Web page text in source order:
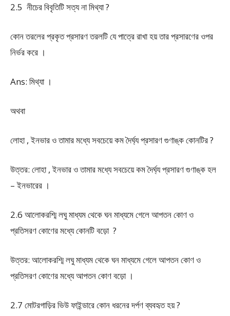
2.5 নীচের বিবৃতিটি সত্য না মিথ্যা ?
কোন তরলের প্রকৃত প্রসারণ তরলটি যে পাত্রে রাখা হয় তার প্রসারণের ওপর
নির্ভর করে ।
Ans: মিথ্যা ।
অথবা
লোহা , ইনভার ও তামার মধ্যে সবচেয়ে কম দৈর্ঘ্য প্রসারণ গুণাঙ্ক কোনটির ?
উত্তর: লোহা , ইনভার ও তামার মধ্যে সবচেয়ে কম দৈর্ঘ্য প্রসারণ গুণাঙ্ক হল
– ইনভারের ।
2.6 আলোকরশ্মি লঘু মাধ্যম থেকে ঘন মাধ্যমে গেলে আপতন কোণ ও
প্রতিসরণ কোণের মধ্যে কোনটি বড়ো ?
উত্তর: আলোকরশ্মি লঘু মাধ্যম থেকে ঘন মাধ্যমে গেলে আপতন কোণ ও
প্রতিসরণ কোণের মধ্যে আপতন কোণ বড়ো ।
2.7 মোটরগাড়ির ভিউ ফাইন্ডারে কোন ধরনের দর্পণ ব্যবহৃত হয় ?